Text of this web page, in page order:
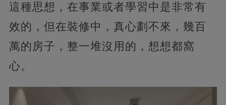
這種思想，在事業或者學習中是非常有
效的，但在裝修中，真心劃不來，幾百
萬的房子，整一堆沒用的，想想都窩
心。